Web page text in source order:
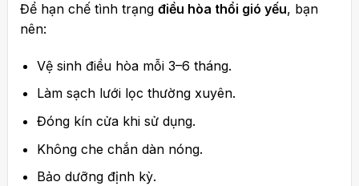
Để hạn chế tình trạng điều hòa thổi gió yếu, bạn
nên:
Vệ sinh điều hòa mỗi 3–6 tháng.
Làm sạch lưới lọc thường xuyên.
Đóng kín cửa khi sử dụng.
Không che chắn dàn nóng.
Bảo dưỡng định kỳ.